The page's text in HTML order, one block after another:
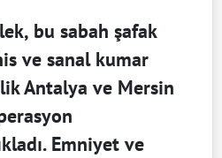
bu sabah şafak
ve sanal kumar
Antalya ve Mersin
Emniyet ve